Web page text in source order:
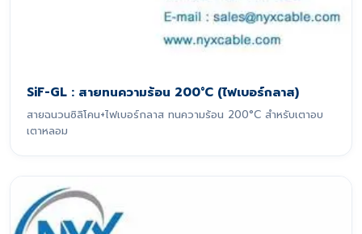
SiF-GL : สายทนความร้อน 200°C (ไฟเบอร์กลาส)
สายฉนวนซิลิโคน+ไฟเบอร์กลาส ทนความร้อน 200°C สำหรับเตาอบ
เตาหลอม